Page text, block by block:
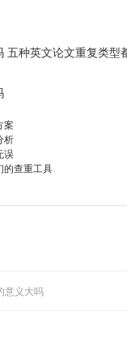
五种英文论文重复类型
案
析
误
的查重工具
意义大吗